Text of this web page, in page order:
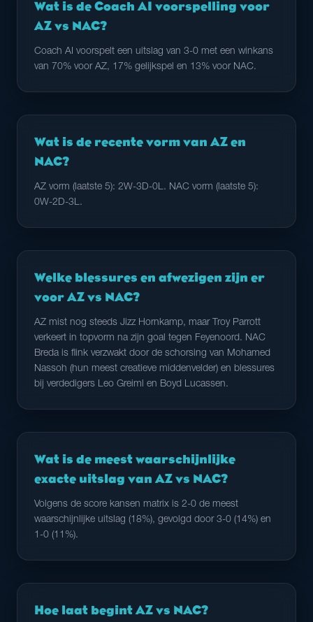
Wat is de Coach AI voorspelling voor
AZ vs NAC?
Coach AI voorspelt een uitslag van 3-0 met een winkans
van 70% voor AZ, 17% gelijkspel en 13% voor NAC.
Wat is de recente vorm van AZ en
NAC?
AZ vorm (laatste 5): 2W-3D-0L. NAC vorm (laatste 5):
0W-2D-3L.
Welke blessures en afwezigen zijn er
voor AZ vs NAC?
AZ mist nog steeds Jizz Hornkamp, maar Troy Parrott
verkeert in topvorm na zijn goal tegen Feyenoord. NAC
Breda is flink verzwakt door de schorsing van Mohamed
Nassoh (hun meest creatieve middenvelder) en blessures
bij verdedigers Leo Greiml en Boyd Lucassen.
Wat is de meest waarschijnlijke
exacte uitslag van AZ vs NAC?
Volgens de score kansen matrix is 2-0 de meest
waarschijnlijke uitslag (18%), gevolgd door 3-0 (14%) en
1-0 (11%).
Hoe laat begint AZ vs NAC?